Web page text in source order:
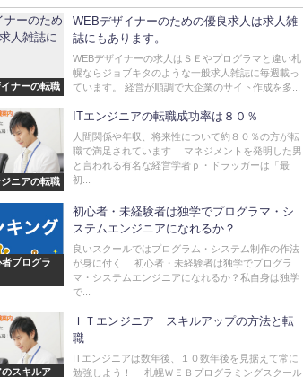
ナーの転職
WEBデザイナーのための優良求人は求人雑
誌にもあります。
WEBデザイナーの求人はＳＥやプログラマと違い札
幌ならジョブキタのような一般求人雑誌に毎週載っ
ています。 経営が順調で大企業のサイト作成を多...
ジニアの転職
ITエンジニアの転職成功率は８０％
人間関係や年収、将来性について約８０％の方が転
職で満足されています マネジメントを発明した男
と言われる有名な経営学者ｐ・ドラッガーは「最
初...
プログラ
初心者・未経験者は独学でプログラマ・シ
ステムエンジニアになれるか？
良いスクールではプログラム・システム制作の作法
が身に付く 初心者・未経験者は独学でプログラ
マ・システムエンジニアになれるか？私自身は独学
で...
のスキルア
ＩＴエンジニア スキルアップの方法と転
職
ITエンジニアは数年後、１０数年後を見据えて常に
勉強しよう！ 札幌ＷＥＢプログラミングスクール